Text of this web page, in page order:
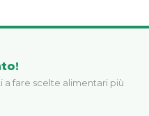
fare scelte alimentari più